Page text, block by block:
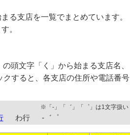
る支店を一覧でまとめています。
。
頭文字「く」から始まる支店名、
すると、各支店の住所や電話番号
※「-」「゛」「゜」は1文字扱い
わ行 -゛゜